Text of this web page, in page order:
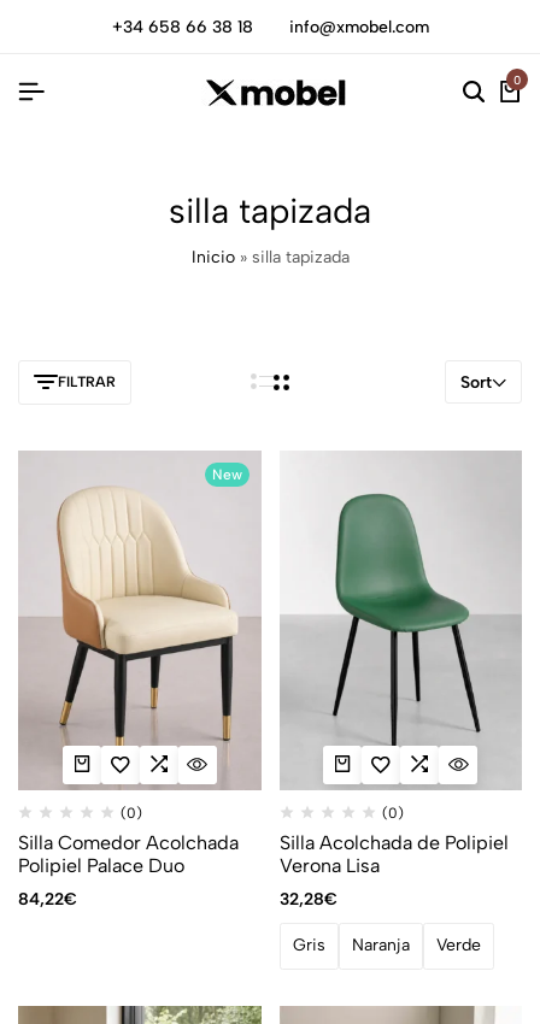
+34 658 66 38 18 info@xmobel.com
0
silla tapizada
Inicio» silla tapizada
FILTRAR Sort
New
(0)
Silla Comedor Acolchada
Polipiel Palace Duo
84,22€
(0)
Silla Acolchada de Polipiel
Verona Lisa
32,28€
Gris Naranja Verde